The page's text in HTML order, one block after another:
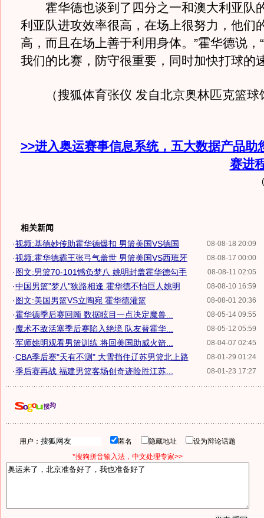
霍华德也谈到了四分之一和澳大利亚队
利亚队进攻效率很高，在场上很努力，他们
高，而且在场上善于利用身体。”霍华德说，
我们的比赛，防守很重要，同时加快打球的
（搜狐体育张仪 发自北京奥林匹克篮球
>>进入奥运赛事信息系统，五大数据产品助
赛进
相关新闻
08-08-18 20:09
·视频:基德妙传助霍华德爆扣 男篮美国VS德国
08-08-17 00:00
·视频:霍华德霸王张弓气盖世 男篮美国VS西班牙
08-08-11 02:05
·图文:男篮70-101憾负梦八 姚明封盖霍华德勾手
08-08-10 16:59
·中国男篮"梦八"狭路相逢 霍华德不怕巨人姚明
08-08-01 20:36
·图文:美国男篮VS立陶宛 霍华德灌篮
08-05-14 09:55
·霍华德季后赛回顾 数据眩目一点决定魔兽...
08-05-12 05:59
·魔术不敌活塞季后赛陷入绝境 队友替霍华...
08-04-07 02:45
·军师姚明观看男篮训练 将回美国助威火箭...
08-01-29 01:24
·CBA季后赛"天有不测" 大雪挡住辽苏男篮北上路
08-01-23 17:27
·季后赛再战 福建男篮客场创奇迹险胜江苏...
用户： 匿名 隐藏地址
设为辩论话题
*搜狗拼音输入法，中文处理专家>>